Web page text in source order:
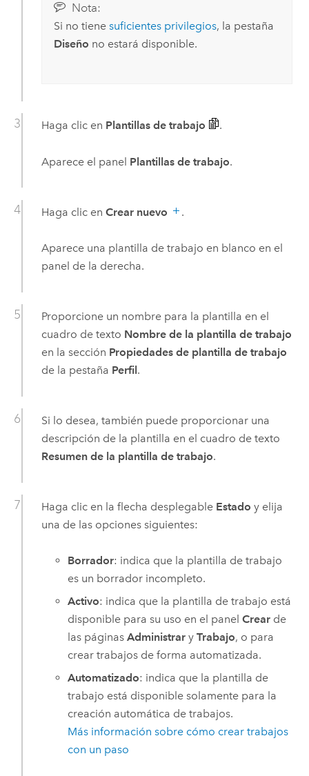
Nota:
Si no tiene suficientes privilegios, la pestaña
Diseño no estará disponible.
Haga clic en Plantillas de trabajo .
Aparece el panel Plantillas de trabajo.
Haga clic en Crear nuevo .
Aparece una plantilla de trabajo en blanco en el
panel de la derecha.
Proporcione un nombre para la plantilla en el
cuadro de texto Nombre de la plantilla de trabajo
en la sección Propiedades de plantilla de trabajo
de la pestaña Perfil.
Si lo desea, también puede proporcionar una
descripción de la plantilla en el cuadro de texto
Resumen de la plantilla de trabajo.
Haga clic en la flecha desplegable Estado y elija
una de las opciones siguientes:
Borrador: indica que la plantilla de trabajo
es un borrador incompleto.
Activo: indica que la plantilla de trabajo está
disponible para su uso en el panelCrear de
las páginasAdministrar yTrabajo, o para
crear trabajos de forma automatizada.
Automatizado: indica que la plantilla de
trabajo está disponible solamente para la
creación automática de trabajos.
Más información sobre cómo crear trabajos
con un paso